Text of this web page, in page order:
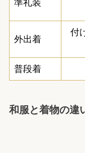
準礼装
外出着
付
普段着
和服と着物の違